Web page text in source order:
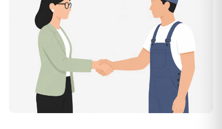
der Entrümpler, den Sie selbst auswählen.
Was kostet die Entrümpelung einer normalen
Wohnung in Damme?
Für eine durchschnittliche Wohnung mit rund 65 m² liegen
die Kosten in Damme bei etwa 1.840 €, das entspricht im
Schnitt rund 32,1 € je Quadratmeter. Zugänglichkeit (Etage,
Aufzug), Menge und Sperrmüllanteil verschieben den Preis
nach oben oder unten — den genauen Festpreis nennt
Ihnen der Entrümpler nach kurzer Beschreibung.
Werden Entrümpelungen in Damme in Zukunft
teurer?